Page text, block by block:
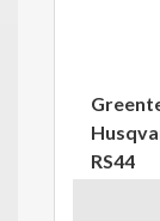
RS44